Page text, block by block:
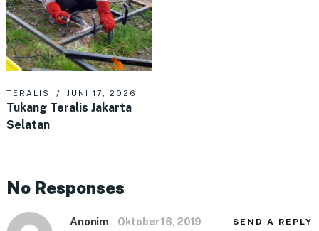
TERALIS JUNI 17, 2026
Tukang Teralis Jakarta
Selatan
No Responses
Anonim Oktober 16, 2019 SEND A REPLY